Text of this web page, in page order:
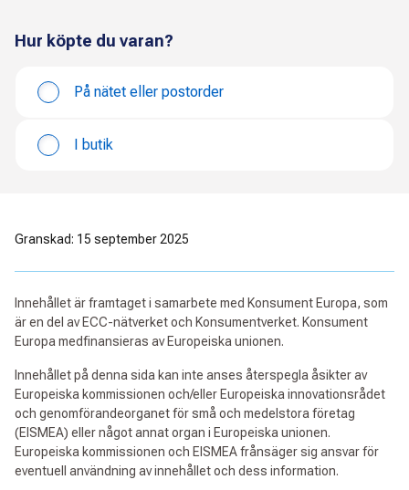
Hur köpte du varan?
På nätet eller postorder
I butik
Granskad: 15 september 2025
Innehållet är framtaget i samarbete med Konsument Europa, som
är en del av ECC-nätverket och Konsumentverket. Konsument
Europa medfinansieras av Europeiska unionen.
Innehållet på denna sida kan inte anses återspegla åsikter av
Europeiska kommissionen och/eller Europeiska innovationsrådet
och genomförandeorganet för små och medelstora företag
(EISMEA) eller något annat organ i Europeiska unionen.
Europeiska kommissionen och EISMEA frånsäger sig ansvar för
eventuell användning av innehållet och dess information.